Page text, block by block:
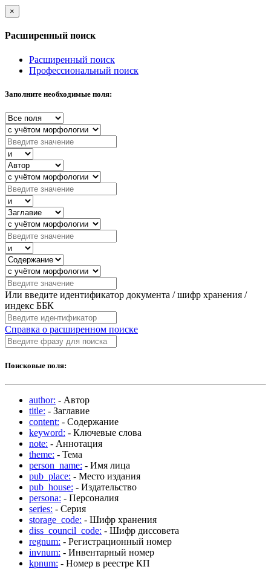
×
Расширенный поиск
Расширенный поиск
Профессиональный поиск
Заполните необходимые поля:
Или введите идентификатор документа / шифр хранения /
индекс ББК
Справка о расширенном поиске
Поисковые поля:
author: - Автор
title: - Заглавие
content: - Содержание
keyword: - Ключевые слова
note: - Аннотация
theme: - Тема
person_name: - Имя лица
pub_place: - Место издания
pub_house: - Издательство
persona: - Персоналия
series: - Серия
storage_code: - Шифр хранения
diss_council_code: - Шифр диссовета
regnum: - Регистрационный номер
invnum: - Инвентарный номер
kpnum: - Номер в реестре КП